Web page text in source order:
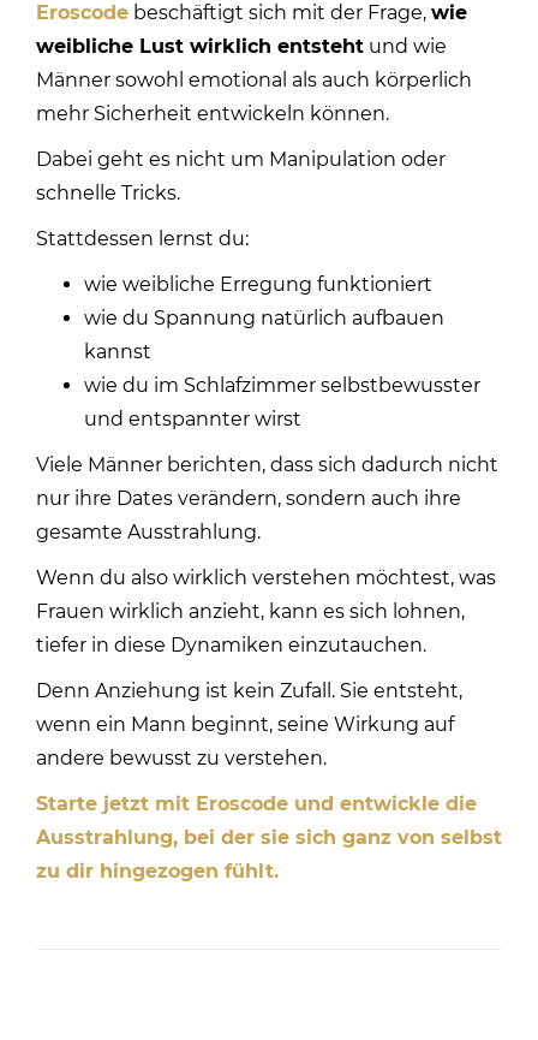
Eroscode beschäftigt sich mit der Frage, wie
weibliche Lust wirklich entsteht und wie
Männer sowohl emotional als auch körperlich
mehr Sicherheit entwickeln können.
Dabei geht es nicht um Manipulation oder
schnelle Tricks.
Stattdessen lernst du:
wie weibliche Erregung funktioniert
wie du Spannung natürlich aufbauen
kannst
wie du im Schlafzimmer selbstbewusster
und entspannter wirst
Viele Männer berichten, dass sich dadurch nicht
nur ihre Dates verändern, sondern auch ihre
gesamte Ausstrahlung.
Wenn du also wirklich verstehen möchtest, was
Frauen wirklich anzieht, kann es sich lohnen,
tiefer in diese Dynamiken einzutauchen.
Denn Anziehung ist kein Zufall. Sie entsteht,
wenn ein Mann beginnt, seine Wirkung auf
andere bewusst zu verstehen.
Starte jetzt mit Eroscode und entwickle die
Ausstrahlung, bei der sie sich ganz von selbst
zu dir hingezogen fühlt.